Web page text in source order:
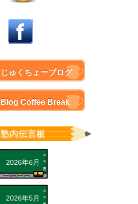
じゅくちょーブログ
Blog Coffee Break
塾内伝言板
2026年5月
2026年6月